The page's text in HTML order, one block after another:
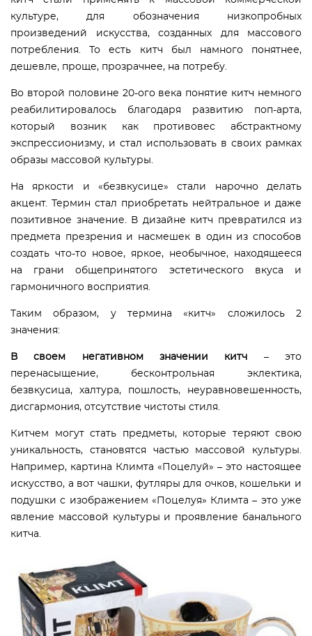
культуре, для обозначения низкопробных
произведений искусства, созданных для массового
потребления. То есть китч был намного понятнее,
дешевле, проще, прозрачнее, на потребу.
Во второй половине 20-ого века понятие китч немного
реабилитировалось благодаря развитию поп-арта,
который возник как противовес абстрактному
экспрессионизму, и стал использовать в своих рамках
образы массовой культуры.
На яркости и «безвкусице» стали нарочно делать
акцент. Термин стал приобретать нейтральное и даже
позитивное значение. В дизайне китч превратился из
предмета презрения и насмешек в один из способов
создать что-то новое, яркое, необычное, находящееся
на грани общепринятого эстетического вкуса и
гармоничного восприятия.
Таким образом, у термина «китч» сложилось 2
значения:
В своем негативном значении китч – это
перенасыщение, бесконтрольная эклектика,
безвкусица, халтура, пошлость, неуравновешенность,
дисгармония, отсутствие чистоты стиля.
Китчем могут стать предметы, которые теряют свою
уникальность, становятся частью массовой культуры.
Например, картина Климта «Поцелуй» – это настоящее
искусство, а вот чашки, футляры для очков, кошельки и
подушки с изображением «Поцелуя» Климта – это уже
явление массовой культуры и проявление банального
китча.